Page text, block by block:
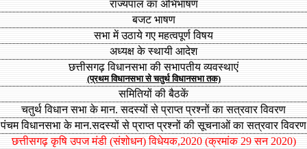
राज्यपाल का अभिभाषण
बजट भाषण
सभा में उठाये गए महत्वपूर्ण विषय
अध्यक्ष के स्थायी आदेश
छत्तीसगढ़ विधानसभा की सभापतीय व्यवस्थाएं
(प्रथम विधानसभा से चतुर्थ विधानसभा तक)
समितियों की बैठकें
चतुर्थ विधान सभा के मान.सदस्यों से प्राप्त प्रश्नों का सत्रवार विवरण
पंचम विधानसभा के मान.सदस्यों से प्राप्त प्रश्नों की सूचनाओं का सत्रवार विवरण
छत्तीसगढ़ कृषि उपज मंडी (संशोधन) विधेयक,2020 (क्रमांक 29 सन 2020)